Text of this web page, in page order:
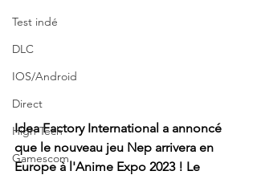
Test indé
DLC
IOS/Android
Direct
High Tech
Gamescom
Idea Factory International a annoncé
que le nouveau jeu Nep arrivera en
Europe à l'Anime Expo 2023 ! Le